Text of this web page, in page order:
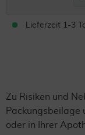
Lieferzeit 1-3
Zu Risiken und
Packungsbeilage
oder in Ihrer